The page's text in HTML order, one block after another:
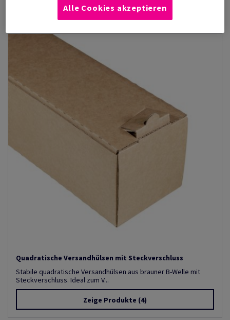
Zeige Produkte (1)
Quadratische Versandhülsen mit Steckverschluss
Stabile quadratische Versandhülsen aus brauner B-Welle mit
Steckverschluss. Ideal zum V...
Zeige Produkte (4)
Alle Cookies akzeptieren